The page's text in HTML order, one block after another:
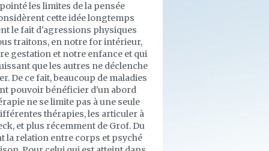
les limites de la pensée
cette idée longtemps
le fait d'agressions physiques
traitons, en notre for intérieur,
gestation et notre enfance et qui
que les autres ne déclenche
De ce fait, beaucoup de maladies
pouvoir bénéficier d'un abord
ne se limite pas à une seule
thérapies, les articuler à
et plus récemment de Grof. Du
la relation entre corps et psyché